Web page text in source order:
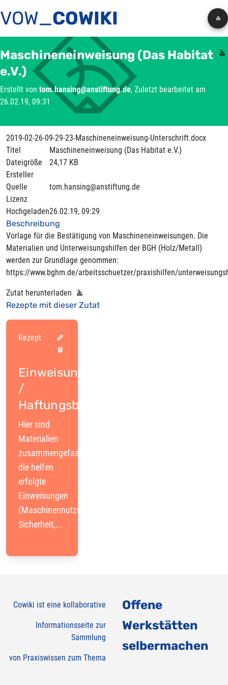
VOW_COWIKI
Maschineneinweisung (Das Habitat
e.V.)
Erstellt von tom.hansing@anstiftung.de, Zuletzt bearbeitet am
26.02.19, 09:31
2019-02-26-09-29-23-Maschineneinweisung-Unterschrift.docx
Titel
Maschineneinweisung (Das Habitat e.V.)
Dateigröße
24,17 KB
Ersteller
Quelle
tom.hansing@anstiftung.de
Lizenz
Hochgeladen26.02.19, 09:29
Beschreibung
Vorlage für die Bestätigung von Maschineneinweisungen. Die
Materialien und Unterweisungshilfen der BGH (Holz/Metall)
werden zur Grundlage genommen:
https://www.bghm.de/arbeitsschuetzer/praxishilfen/
Zutat herunterladen
Rezepte mit dieser Zutat
Rezept
Einweisung
/
Haftungsbegrenzung
Hier sind
Materialien
zusammengefasst,
die helfen
erfolgte
Einweisungen
(Maschinennutzung,
Sicherheit,...
Cowiki ist eine kollaborative
Informationsseite zur
Sammlung
von Praxiswissen zum Thema
Offene
Werkstätten
selbermachen